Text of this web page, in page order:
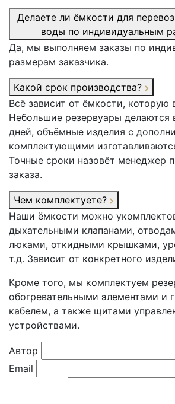
Делаете ли ёмкости для
воды по индивидуальным
Да, мы выполняем заказы по
размерам заказчика.
Какой срок производства?
Всё зависит от ёмкости, которую
Небольшие резервуары делаются
дней, объёмные изделия с
комплектующими
Точные сроки назовёт менеджер
заказа.
Чем комплектуете?
Наши ёмкости можно
дыхательными клапанами,
люками, откидными крышками,
т.д. Зависит от конкретного
Кроме того, мы комплектуем
обогревательными элементами и
кабелем, а также щитами
устройствами.
Автор
Email